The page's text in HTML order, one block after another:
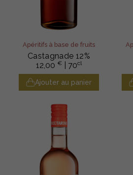
Apéritifs à base de fruits
Castagnade 12%
12,00 € | 70cl
Ajouter au panier